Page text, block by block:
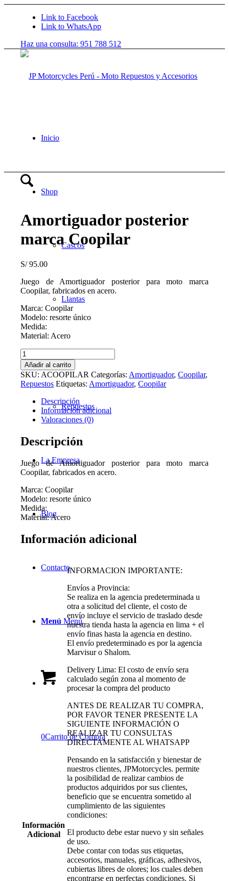
Link to Facebook
Link to WhatsApp
Haz una consulta: 951 788 512
Inicio
Shop
Cascos
Llantas
Repuestos
La Empresa
Blog
Contacto
Menú Menú
0Carrito de Compra
Amortiguador posterior
marca Coopilar
S/95.00
Juego de Amortiguador posterior para moto marca
Coopilar, fabricados en acero.
Marca: Coopilar
Modelo: resorte único
Medida:
Material: Acero
Amortiguador
posterior
marca
Coopilar
cantidad
Añadir al carrito
SKU: ACOOPILAR Categorías: Amortiguador,Coopilar,
Repuestos Etiquetas: Amortiguador,Coopilar
Descripción
Información adicional
Valoraciones (0)
Descripción
Juego de Amortiguador posterior para moto marca
Coopilar, fabricados en acero.
Marca: Coopilar
Modelo: resorte único
Medida:
Material: Acero
Información adicional
Información
Adicional
INFORMACION IMPORTANTE:
Envíos a Provincia:
Se realiza en la agencia predeterminada u
otra a solicitud del cliente, el costo de
envío incluye el servicio de traslado desde
nuestra tienda hasta la agencia en lima + el
envío finas hasta la agencia en destino.
El envío predeterminado es por la agencia
Marvisur o Shalom.
Delivery Lima: El costo de envío sera
calculado según zona al momento de
procesar la compra del producto
ANTES DE REALIZAR TU COMPRA,
POR FAVOR TENER PRESENTE LA
SIGUIENTE INFORMACIÓN O
REALIZAR TU CONSULTAS
DIRECTAMENTE AL WHATSAPP
Pensando en la satisfacción y bienestar de
nuestros clientes, JPMotorcycles. permite
la posibilidad de realizar cambios de
productos adquiridos por sus clientes,
beneficio que se encuentra sometido al
cumplimiento de las siguientes
condiciones:
El producto debe estar nuevo y sin señales
de uso.
Debe contar con todas sus etiquetas,
accesorios, manuales, gráficas, adhesivos,
cubiertas libres de olores; los cuales deben
encontrarse en perfectas condiciones. Si